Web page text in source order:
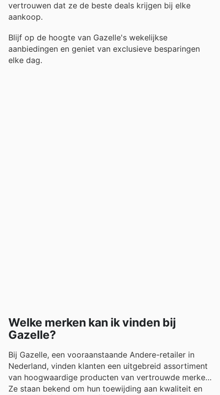
vertrouwen dat ze de beste deals krijgen bij elke
aankoop.
Blijf op de hoogte van Gazelle's wekelijkse
aanbiedingen en geniet van exclusieve besparingen
elke dag.
Welke merken kan ik vinden bij
Gazelle?
Bij Gazelle, een vooraanstaande Andere-retailer in
Nederland, vinden klanten een uitgebreid assortiment
van hoogwaardige producten van vertrouwde merken.
Ze staan bekend om hun toewijding aan kwaliteit en